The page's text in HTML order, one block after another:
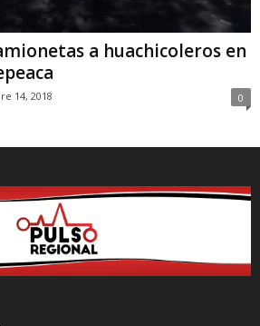
a huachicoleros en
14, 2018 0